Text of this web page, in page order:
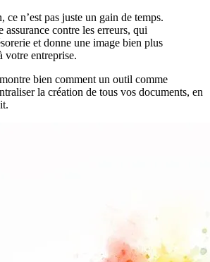
ce n’est pas juste un gain de temps.
assurance contre les erreurs, qui
et donne une image bien plus
votre entreprise.
bien comment un outil comme
la création de tous vos documents, en